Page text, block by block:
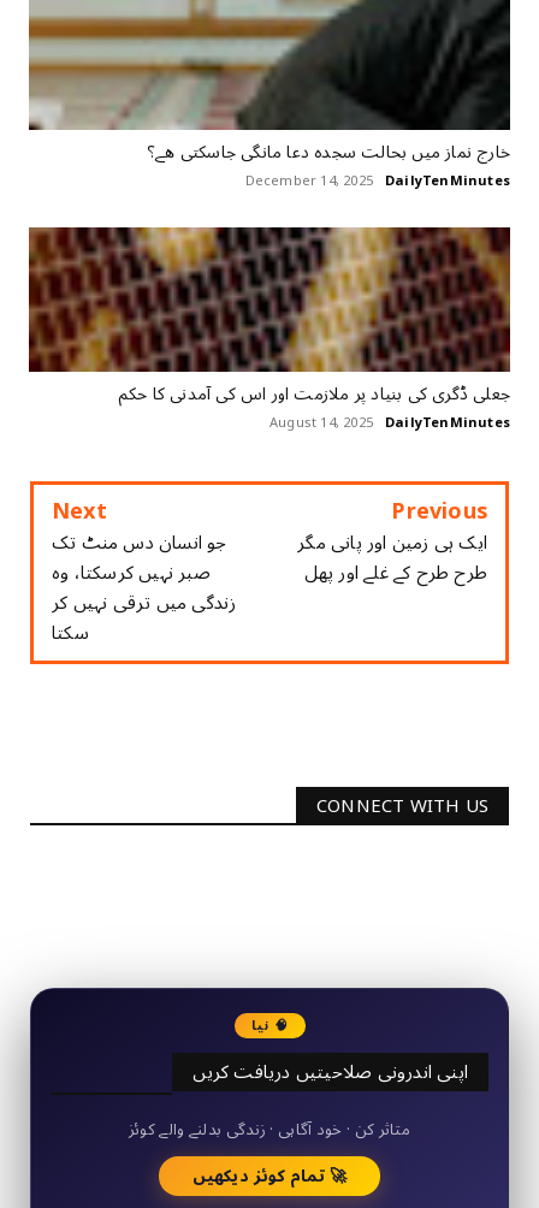
خارج نماز میں بحالت سجدہ دعا مانگی جاسکتی ھے؟
DailyTenMinutes
December 14, 2025
جعلی ڈگری کی بنیاد پر ملازمت اور اس کی آمدنی کا حکم
DailyTenMinutes
August 14, 2025
Previous
ایک ہی زمین اور پانی مگر
طرح طرح کے غلے اور پھل
Next
جو انسان دس منٹ تک
صبر نہیں کرسکتا، وہ
زندگی میں ترقی نہیں کر
سکتا
CONNECT WITH US
🧠 نیا
اپنی اندرونی صلاحیتیں دریافت کریں
50+ مختصر کوئز
متاثر کن · خود آگاہی · زندگی بدلنے والے کوئز
🚀 تمام کوئز دیکھیں